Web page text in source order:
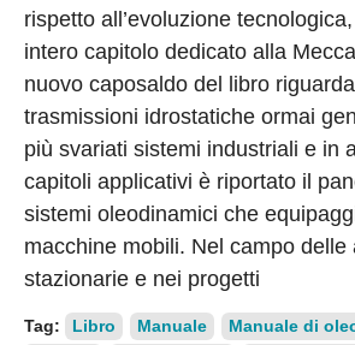
rispetto all’evoluzione
intero capitolo dedicato alla
nuovo caposaldo del libro
trasmissioni idrostatiche ormai
più svariati sistemi industriali e in
capitoli applicativi è riportato il
sistemi oleodinamici che
macchine mobili. Nel campo delle
stazionarie e nei progetti
Tag: Libro Manuale
Manuale di